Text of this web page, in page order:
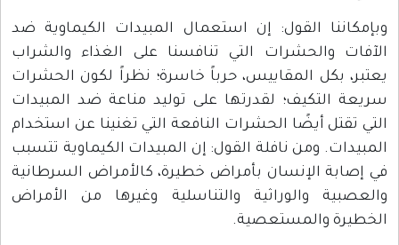
وبإمكاننا القول: إن استعمال المبيدات الكيماوية ضد
الآفات والحشرات التي تنافسنا على الغذاء والشراب
يعتبر، بكل المقاييس، حرباً خاسرة؛ نظراً لكون الحشرات
سريعة التكيف؛ لقدرتها على توليد مناعة ضد المبيدات
التي تقتل أيضًا الحشرات النافعة التي تغنينا عن استخدام
المبيدات. ومن نافلة القول: إن المبيدات الكيماوية تتسبب
في إصابة الإنسان بأمراض خطيرة، كالأمراض السرطانية
والعصبية والوراثية والتناسلية وغيرها من الأمراض
الخطيرة والمستعصية.